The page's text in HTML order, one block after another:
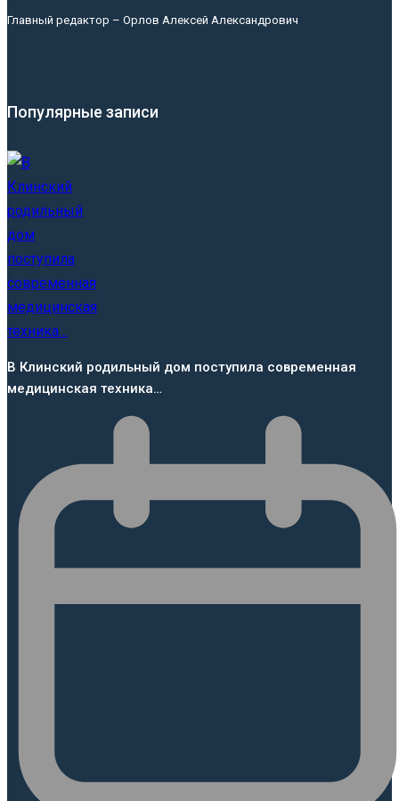
Главный редактор – Орлов Алексей Александрович
Популярные записи
В Клинский родильный дом поступила современная
медицинская техника…